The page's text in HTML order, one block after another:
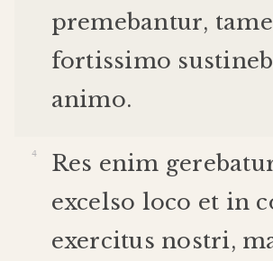
premebantur,
fortissimo
animo.
Res enim
excelso loco et in
exercitus nostri,